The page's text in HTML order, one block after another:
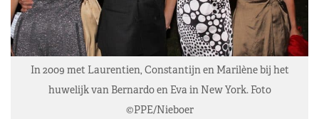
In 2009 met Laurentien, Constantijn en Marilène bij het
huwelijk van Bernardo en Eva in New York. Foto
©PPE/Nieboer